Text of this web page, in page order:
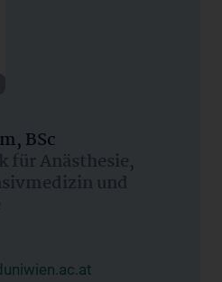
BSc
Anästhesie,
und